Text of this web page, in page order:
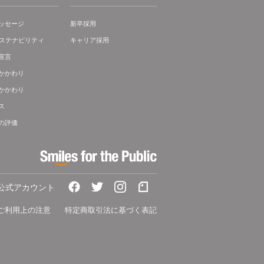
セージ
テナビリティ
言
かわり
かわり
評価
新卒採用
キャリア採用
式アカウント
利用上の注意
特定商取引法に基づく表記